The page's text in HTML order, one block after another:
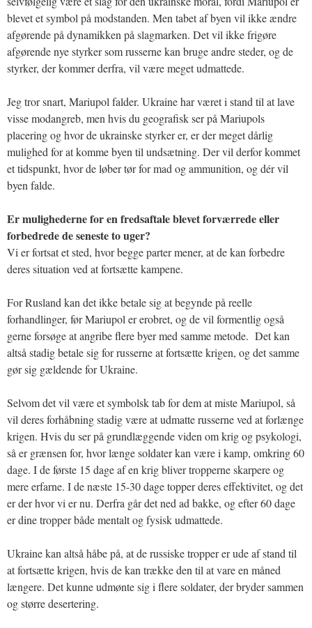
blevet et symbol på modstanden. Men tabet af byen vil ikke ændre
afgørende på dynamikken på slagmarken. Det vil ikke frigøre
afgørende nye styrker som russerne kan bruge andre steder, og de
styrker, der kommer derfra, vil være meget udmattede.
Jeg tror snart, Mariupol falder. Ukraine har været i stand til at lave
visse modangreb, men hvis du geografisk ser på Mariupols
placering og hvor de ukrainske styrker er, er der meget dårlig
mulighed for at komme byen til undsætning. Der vil derfor kommet
et tidspunkt, hvor de løber tør for mad og ammunition, og dér vil
byen falde.
Er mulighederne for en fredsaftale blevet forværrede eller
forbedrede de seneste to uger?
Vi er fortsat et sted, hvor begge parter mener, at de kan forbedre
deres situation ved at fortsætte kampene.
For Rusland kan det ikke betale sig at begynde på reelle
forhandlinger, før Mariupol er erobret, og de vil formentlig også
gerne forsøge at angribe flere byer med samme metode. Det kan
altså stadig betale sig for russerne at fortsætte krigen, og det samme
gør sig gældende for Ukraine.
Selvom det vil være et symbolsk tab for dem at miste Mariupol, så
vil deres forhåbning stadig være at udmatte russerne ved at forlænge
krigen. Hvis du ser på grundlæggende viden om krig og psykologi,
så er grænsen for, hvor længe soldater kan være i kamp, omkring 60
dage. I de første 15 dage af en krig bliver tropperne skarpere og
mere erfarne. I de næste 15-30 dage topper deres effektivitet, og det
er der hvor vi er nu. Derfra går det ned ad bakke, og efter 60 dage
er dine tropper både mentalt og fysisk udmattede.
Ukraine kan altså håbe på, at de russiske tropper er ude af stand til
at fortsætte krigen, hvis de kan trække den til at vare en måned
længere. Det kunne udmønte sig i flere soldater, der bryder sammen
og større desertering.